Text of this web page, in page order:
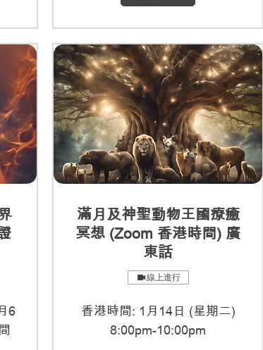
6
滿月及神聖動物王國療癒
冥想 (Zoom 香港時間) 廣
東話
線上進行
香港時間: 1月14日 (星期二)
8:00pm-10:00pm